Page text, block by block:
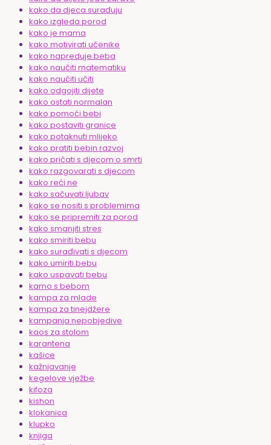
kako da djeca surađuju
kako izgleda porod
kako je mama
kako motivirati učenike
kako napreduje beba
kako naučiti matematiku
kako naučiti učiti
kako odgojiti dijete
kako ostati normalan
kako pomoći bebi
kako postaviti granice
kako potaknuti mlijeko
kako pratiti bebin razvoj
kako pričati s djecom o smrti
kako razgovarati s djecom
kako reći ne
kako sačuvati ljubav
kako se nositi s problemima
kako se pripremiti za porod
kako smanjiti stres
kako smiriti bebu
kako surađivati s djecom
kako umiriti bebu
kako uspavati bebu
kamo s bebom
kampa za mlade
kampa za tinejdžere
kampanja nepobjedive
kaos za stolom
karantena
kašice
kažnjavanje
kegelove vježbe
kifoza
kishon
klokanica
klupko
knjiga